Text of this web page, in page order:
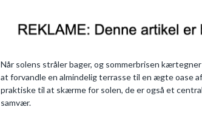
Når solens stråler bager, og sommerbrisen
at forvandle en almindelig terrasse til en ægte oase
praktiske til at skærme for solen, de er også et
samvær.